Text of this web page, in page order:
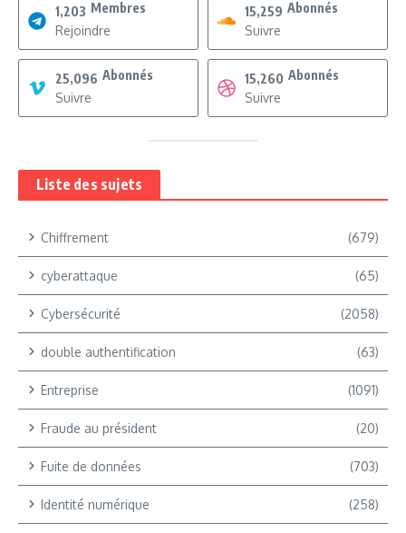
1,203 Membres
Rejoindre
15,259 Abonnés
Suivre
25,096 Abonnés
Suivre
15,260 Abonnés
Suivre
Liste des sujets
Chiffrement (679)
cyberattaque (65)
Cybersécurité (2058)
double authentification (63)
Entreprise (1091)
Fraude au président (20)
Fuite de données (703)
Identité numérique (258)